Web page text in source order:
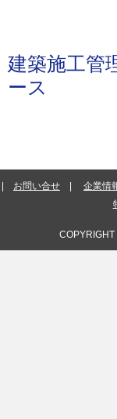
建築施工管
ース
お問い合せ 企業情
COPYRIGHT